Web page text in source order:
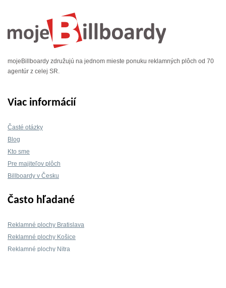
mojeBillboardy združujú na jednom mieste ponuku reklamných plôch od 70
agentúr z celej SR.
Viac informácií
Časté otázky
Blog
Kto sme
Pre majiteľov plôch
Billboardy v Česku
Často hľadané
Reklamné plochy Bratislava
Reklamné plochy Košice
Reklamné plochy Nitra